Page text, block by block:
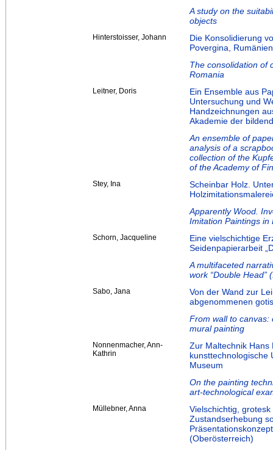
A study on the
objects
Hinterstoisser, Johann
Die Konsolidierung
Povergina, Rumänien
The consolidation of
Romania
Leitner, Doris
Ein Ensemble aus
Untersuchung und
Handzeichnungen
Akademie der
An ensemble of
analysis of a
collection of the
of the Academy of
Stey, Ina
Scheinbar Holz.
Apparently Wood.
Imitation Paintings in
Schorn, Jacqueline
Eine vielschichtige
Seidenpapierarbeit
A multifaceted
work “Double Head”
Sabo, Jana
Von der Wand zur
abgenommenen
From wall to canvas:
mural painting
Nonnenmacher, Ann-
Kathrin
Zur Maltechnik Hans
kunsttechnologische
Museum
On the painting
art-technological
Müllebner, Anna
Vielschichtig,
Zustandserhebung
(Oberösterreich)